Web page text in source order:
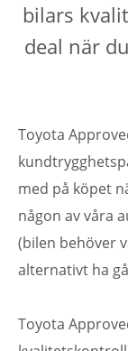
bilars
deal när
Toyota
med på köpet
någon av våra
(bilen behöver
alternativt ha
Toyota